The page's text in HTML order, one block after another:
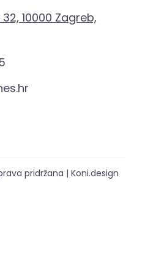
10000 Zagreb,
pridržana | Koni.design